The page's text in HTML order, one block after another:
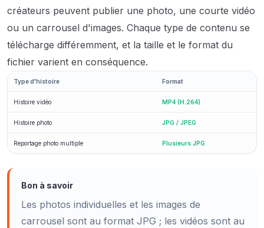
créateurs peuvent publier une photo, une courte vidéo
ou un carrousel d'images. Chaque type de contenu se
télécharge différemment, et la taille et le format du
fichier varient en conséquence.
Type d'histoire Format
Histoire vidéo MP4 (H.264)
Histoire photo JPG / JPEG
Reportage photo multiple Plusieurs JPG
Bon à savoir
Les photos individuelles et les images de
carrousel sont au format JPG ; les vidéos sont au